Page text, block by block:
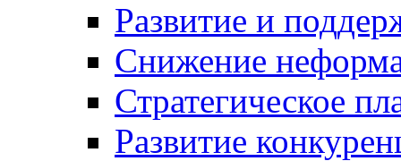
Развитие и
Снижение
Стратегическое
Развитие